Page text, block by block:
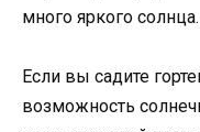
много яркого солнца.
Если вы садите
возможность